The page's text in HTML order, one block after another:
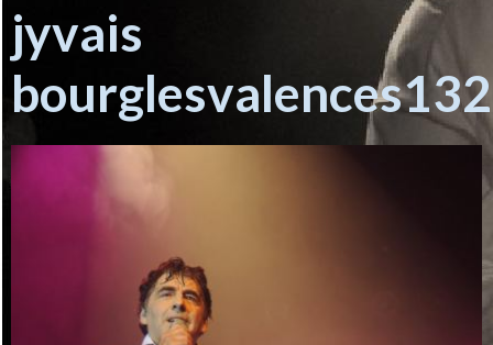
jyvais
bourglesvalences132